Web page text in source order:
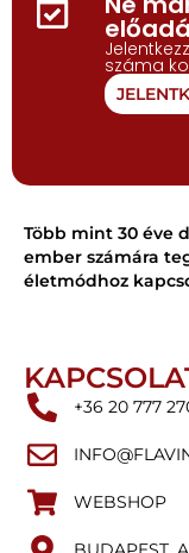
száma
Több mint 30 éve
ember számára
életmódhoz
+36 20 777
WEBSHOP